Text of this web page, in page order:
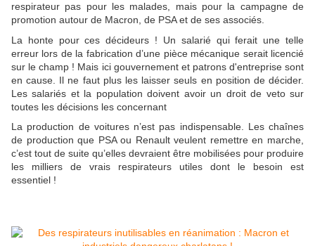
respirateur pas pour les malades, mais pour la campagne de
promotion autour de Macron, de PSA et de ses associés.
La honte pour ces décideurs ! Un salarié qui ferait une telle
erreur lors de la fabrication d’une pièce mécanique serait licencié
sur le champ ! Mais ici gouvernement et patrons d'entreprise sont
en cause. Il ne faut plus les laisser seuls en position de décider.
Les salariés et la population doivent avoir un droit de veto sur
toutes les décisions les concernant
La production de voitures n’est pas indispensable. Les chaînes
de production que PSA ou Renault veulent remettre en marche,
c’est tout de suite qu’elles devraient être mobilisées pour produire
les milliers de vrais respirateurs utiles dont le besoin est
essentiel !